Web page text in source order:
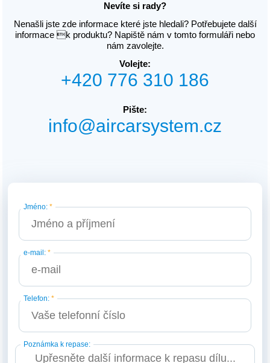
Nevíte si rady?
Nenašli jste zde informace které jste hledali? Potřebujete další
informace k produktu? Napiště nám v tomto formuláři nebo
nám zavolejte.
Volejte:
+420 776 310 186
Pište:
info@aircarsystem.cz
Jméno:*
e-mail:*
Telefon:*
Poznámka k repase: